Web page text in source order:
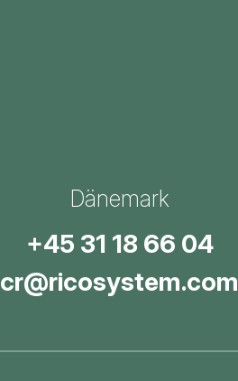
Dänemark
+45 31 18 66 04
cr@ricosystem.com